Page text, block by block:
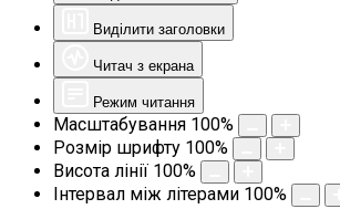
Виділити заголовки
Читач з екрана
Режим читання
Масштабування 100%
Розмір шрифту 100%
Висота лінії 100%
Інтервал між літерами 100%